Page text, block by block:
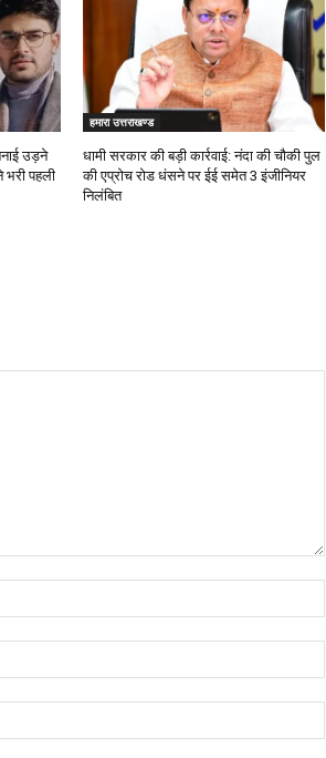
उड़ने
भरी पहली
हमारा उत्तराखण्ड
धामी सरकार की बड़ी कार्रवाई: नंदा की चौकी पुल
की एप्राेच रोड धंसने पर ईई समेत 3 इंजीनियर
निलंबित